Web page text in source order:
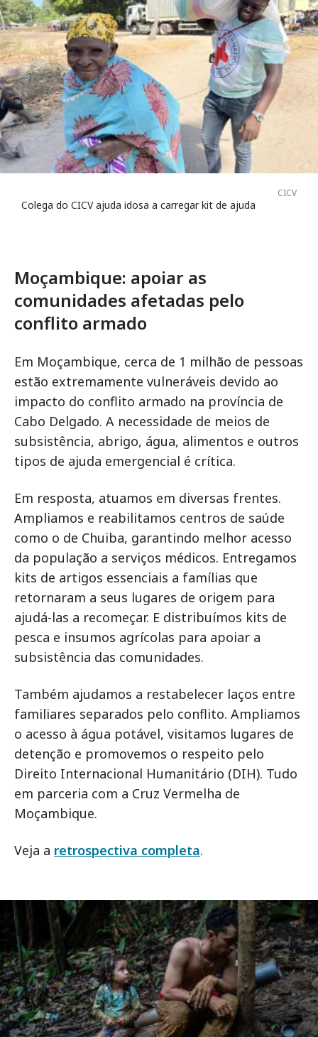
CICV
Colega do CICV ajuda idosa a carregar kit de ajuda
Moçambique: apoiar as
comunidades afetadas pelo
conflito armado
Em Moçambique, cerca de 1 milhão de pessoas
estão extremamente vulneráveis devido ao
impacto do conflito armado na província de
Cabo Delgado. A necessidade de meios de
subsistência, abrigo, água, alimentos e outros
tipos de ajuda emergencial é crítica.
Em resposta, atuamos em diversas frentes.
Ampliamos e reabilitamos centros de saúde
como o de Chuiba, garantindo melhor acesso
da população a serviços médicos. Entregamos
kits de artigos essenciais a famílias que
retornaram a seus lugares de origem para
ajudá-las a recomeçar. E distribuímos kits de
pesca e insumos agrícolas para apoiar a
subsistência das comunidades.
Também ajudamos a restabelecer laços entre
familiares separados pelo conflito. Ampliamos
o acesso à água potável, visitamos lugares de
detenção e promovemos o respeito pelo
Direito Internacional Humanitário (DIH). Tudo
em parceria com a Cruz Vermelha de
Moçambique.
Veja a retrospectiva completa.